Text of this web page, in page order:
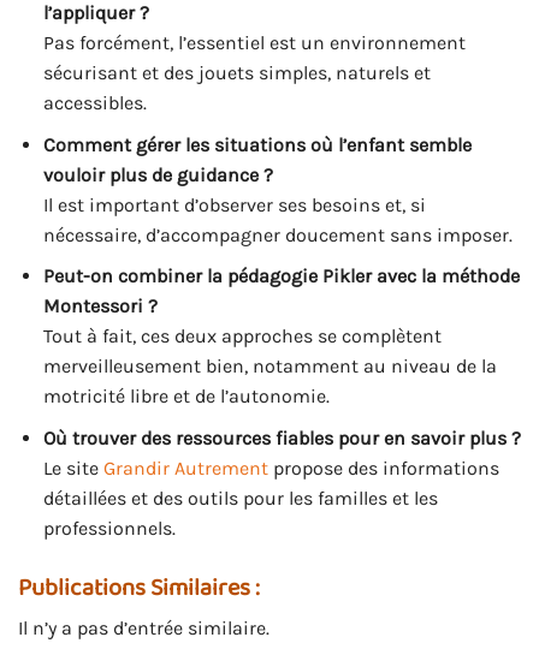
l’appliquer ?
Pas forcément, l’essentiel est un environnement
sécurisant et des jouets simples, naturels et
accessibles.
Comment gérer les situations où l’enfant semble
vouloir plus de guidance ?
Il est important d’observer ses besoins et, si
nécessaire, d’accompagner doucement sans imposer.
Peut-on combiner la pédagogie Pikler avec la méthode
Montessori ?
Tout à fait, ces deux approches se complètent
merveilleusement bien, notamment au niveau de la
motricité libre et de l’autonomie.
Où trouver des ressources fiables pour en savoir plus ?
Le site Grandir Autrementpropose des informations
détaillées et des outils pour les familles et les
professionnels.
Publications Similaires :
Il n’y a pas d’entrée similaire.